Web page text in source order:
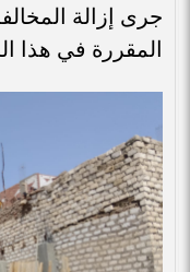
جرى إزالة
المقررة في هذا